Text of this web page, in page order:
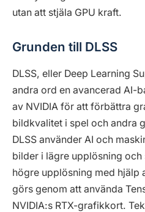
utan att stjäla GPU kraft.
Grunden till DLSS
DLSS, eller Deep Learning
andra ord en avancerad AI-
av NVIDIA för att förbättra
bildkvalitet i spel och andra
DLSS använder AI och
bilder i lägre upplösning
högre upplösning med hjälp
görs genom att använda
NVIDIA:s RTX-grafikkort.